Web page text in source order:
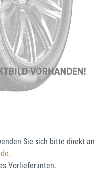
Sie sich bitte direkt an
.
Vorlieferanten.